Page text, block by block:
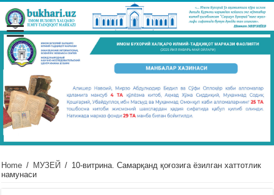
Home / МУЗЕЙ / 10-витрина. Самарқанд қоғозига ёзилган хаттотлик
намунаси